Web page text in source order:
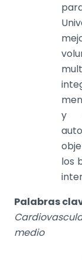
y
los
Palabras
medio